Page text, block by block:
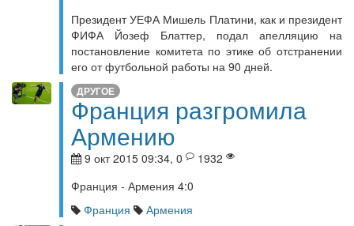
Президент УЕФА Мишель Платини, как и президент
ФИФА Йозеф Блаттер, подал апелляцию на
постановление комитета по этике об отстранении
его от футбольной работы на 90 дней.
ДРУГОЕ
Франция разгромила
Армению
9 окт 2015 09:34, 0
1932
Франция - Армения 4:0
Франция
Армения